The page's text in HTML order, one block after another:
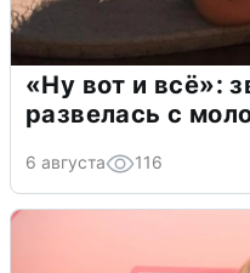
«Ну вот и всё»:
развелась с
6 августа 116